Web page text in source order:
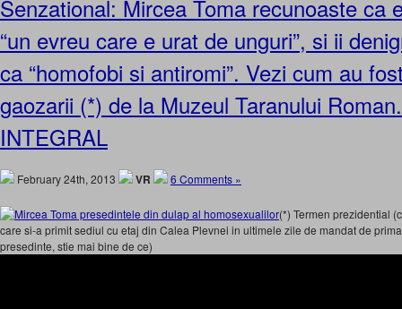
Senzational: Mircea Toma recunoaste ca
“un evreu care e urat de unguri”, si ii
ca “homofobi si antiromi”. Vezi cum au
gaozarii (*) de la Muzeul Taranului
INTEGRAL
February 24th, 2013 VR 6 Comments »
(*) Termen prezidential
care si-a primit sediul cu etaj din Calea Plevnei in ultimele zile de mandat de
presedinte, stie mai bine de ce)